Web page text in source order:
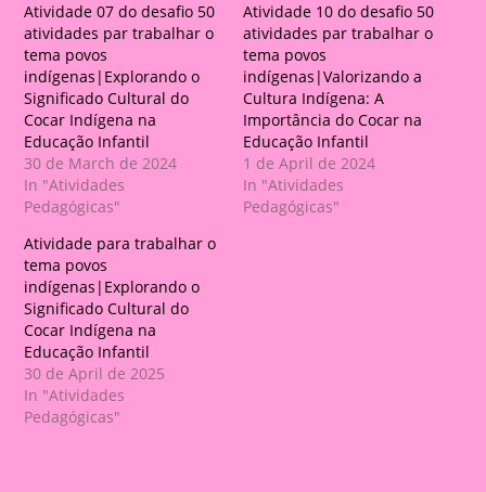
Atividade 07 do desafio 50
atividades par trabalhar o
tema povos
indígenas|Explorando o
Significado Cultural do
Cocar Indígena na
Educação Infantil
30 de March de 2024
In "Atividades
Pedagógicas"
Atividade 10 do desafio 50
atividades par trabalhar o
tema povos
indígenas|Valorizando a
Cultura Indígena: A
Importância do Cocar na
Educação Infantil
1 de April de 2024
In "Atividades
Pedagógicas"
Atividade para trabalhar o
tema povos
indígenas|Explorando o
Significado Cultural do
Cocar Indígena na
Educação Infantil
30 de April de 2025
In "Atividades
Pedagógicas"